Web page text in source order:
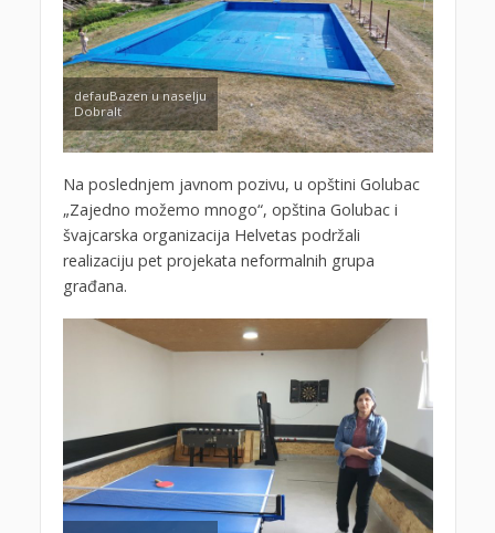
defauBazen u naselju
Dobralt
Na poslednjem javnom pozivu, u opštini Golubac
„Zajedno možemo mnogo“, opština Golubac i
švajcarska organizacija Helvetas podržali
realizaciju pet projekata neformalnih grupa
građana.